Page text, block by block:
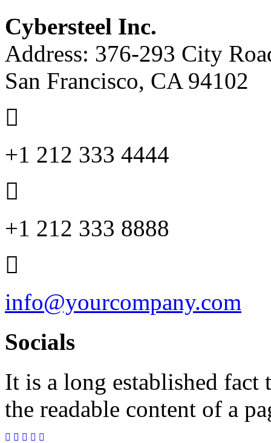
Cybersteel Inc.
Address: 376-293 City
San Francisco, CA 94102
+1 212 333 4444
+1 212 333 8888
info@yourcompany.com
Socials
It is a long established fact
the readable content of a